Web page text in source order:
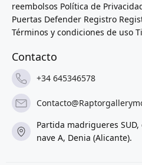
reembolsos Política de
Puertas Defender Registro
Términos y condiciones de uso
Contacto
+34 645346578
Partida madrigueres
nave A, Denia (Alicante).